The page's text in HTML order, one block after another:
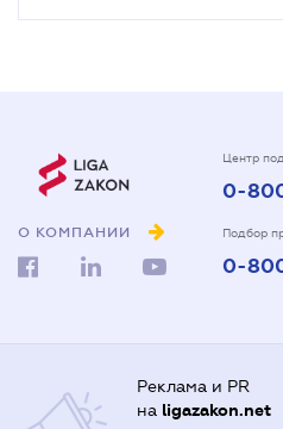
О КОМПАНИИ
Центр
0-
Подбор
0-
Реклама и PR
на ligazakon.net